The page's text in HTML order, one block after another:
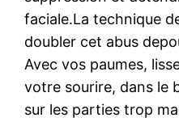
faciale.La technique
doubler cet abus
Avec vos paumes,
votre sourire, dans le
sur les parties trop